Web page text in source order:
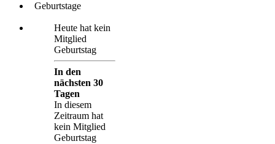
Geburtstage
Heute hat kein
Mitglied
Geburtstag
In den
nächsten 30
Tagen
In diesem
Zeitraum hat
kein Mitglied
Geburtstag